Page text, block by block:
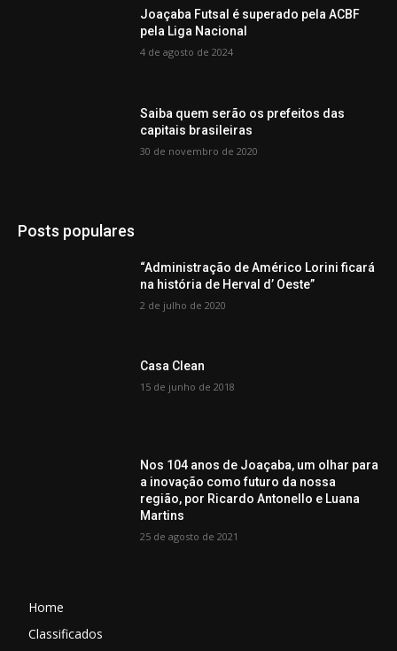
Joaçaba Futsal é superado pela ACBF
pela Liga Nacional
4 de agosto de 2024
Saiba quem serão os prefeitos das
capitais brasileiras
30 de novembro de 2020
Posts populares
“Administração de Américo Lorini ficará
na história de Herval d’ Oeste”
2 de julho de 2020
Casa Clean
15 de junho de 2018
Nos 104 anos de Joaçaba, um olhar para
a inovação como futuro da nossa
região, por Ricardo Antonello e Luana
Martins
25 de agosto de 2021
Home
Classificados